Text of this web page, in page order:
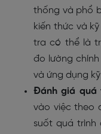
thống và phổ
kiến thức và
tra có thể là
đo lường
và ứng dụng
Đánh giá quá
vào việc theo
suốt quá trình